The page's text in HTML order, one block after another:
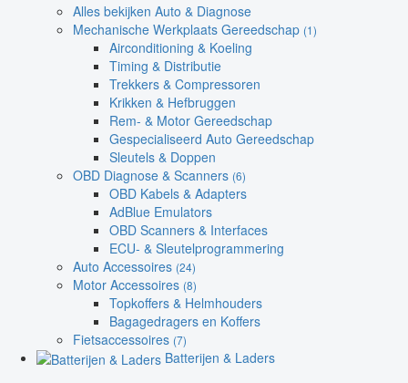
Alles bekijken Auto & Diagnose
Mechanische Werkplaats Gereedschap (1)
Airconditioning & Koeling
Timing & Distributie
Trekkers & Compressoren
Krikken & Hefbruggen
Rem- & Motor Gereedschap
Gespecialiseerd Auto Gereedschap
Sleutels & Doppen
OBD Diagnose & Scanners (6)
OBD Kabels & Adapters
AdBlue Emulators
OBD Scanners & Interfaces
ECU- & Sleutelprogrammering
Auto Accessoires (24)
Motor Accessoires (8)
Topkoffers & Helmhouders
Bagagedragers en Koffers
Fietsaccessoires (7)
Batterijen & Laders